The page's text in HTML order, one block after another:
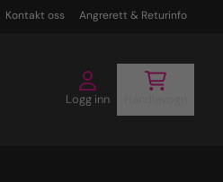
Kontakt oss Angrerett & Returinfo
Logg inn